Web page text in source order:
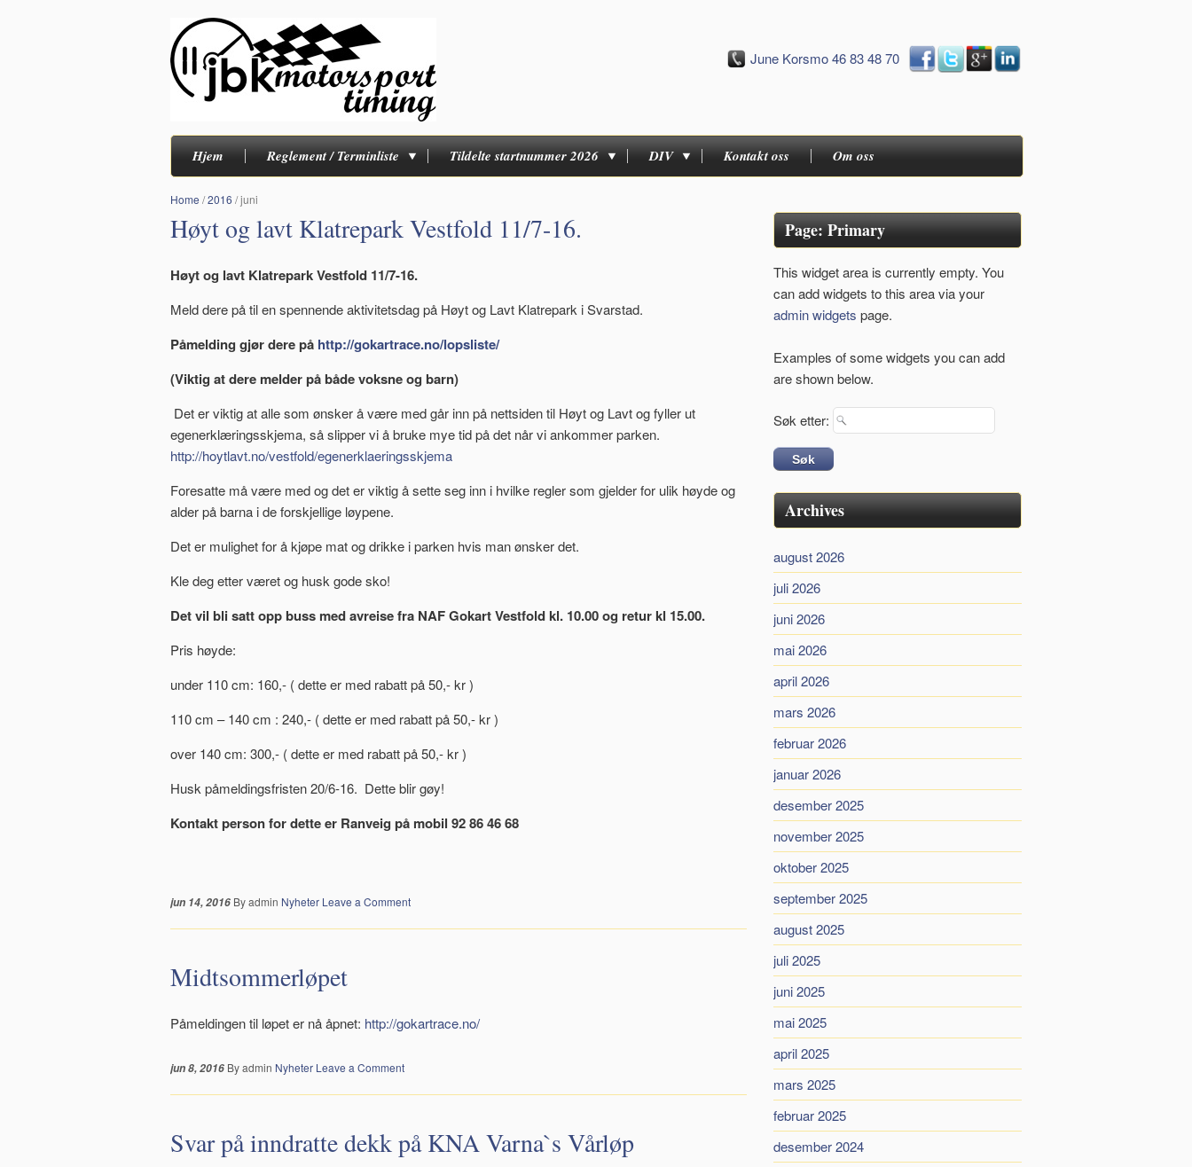
June Korsmo 46 83 48 70
Hjem Reglement / Terminliste Tildelte startnummer 2026 DIV Kontakt oss Om oss
Home /2016 /juni
Høyt og lavt Klatrepark Vestfold 11/7-16.
Høyt og lavt Klatrepark Vestfold 11/7-16.
Meld dere på til en spennende aktivitetsdag på Høyt og Lavt Klatrepark i Svarstad.
Påmelding gjør dere på http://gokartrace.no/lopsliste/
(Viktig at dere melder på både voksne og barn)
Det er viktig at alle som ønsker å være med går inn på nettsiden til Høyt og Lavt og fyller ut
egenerklæringsskjema, så slipper vi å bruke mye tid på det når vi ankommer parken.
http://hoytlavt.no/vestfold/egenerklaeringsskjema
Foresatte må være med og det er viktig å sette seg inn i hvilke regler som gjelder for ulik høyde og
alder på barna i de forskjellige løypene.
Det er mulighet for å kjøpe mat og drikke i parken hvis man ønsker det.
Kle deg etter været og husk gode sko!
Det vil bli satt opp buss med avreise fra NAF Gokart Vestfold kl. 10.00 og retur kl 15.00.
Pris høyde:
under 110 cm: 160,- ( dette er med rabatt på 50,- kr )
110 cm – 140 cm : 240,- ( dette er med rabatt på 50,- kr )
over 140 cm: 300,- ( dette er med rabatt på 50,- kr )
Husk påmeldingsfristen 20/6-16. Dette blir gøy!
Kontakt person for dette er Ranveig på mobil 92 86 46 68
jun 14, 2016 By admin Nyheter Leave a Comment
Midtsommerløpet
Påmeldingen til løpet er nå åpnet: http://gokartrace.no/
jun 8, 2016 By admin Nyheter Leave a Comment
Svar på inndratte dekk på KNA Varna`s Vårløp
Page: Primary
This widget area is currently empty. You
can add widgets to this area via your
admin widgets page.
Examples of some widgets you can add
are shown below.
Søk etter:
Archives
august 2026
juli 2026
juni 2026
mai 2026
april 2026
mars 2026
februar 2026
januar 2026
desember 2025
november 2025
oktober 2025
september 2025
august 2025
juli 2025
juni 2025
mai 2025
april 2025
mars 2025
februar 2025
desember 2024